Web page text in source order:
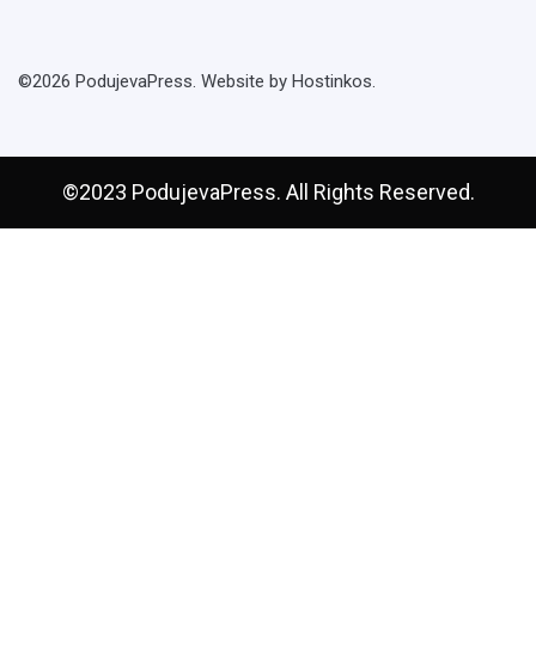
©2026 PodujevaPress. Website by Hostinkos.
©2023 PodujevaPress. All Rights Reserved.